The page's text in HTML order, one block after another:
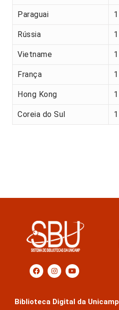
Paraguai 1
Rússia 1
Vietname 1
França 1
Hong Kong 1
Coreia do Sul 1
Biblioteca Digital da Unicamp